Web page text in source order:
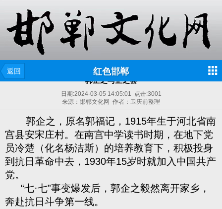
返回 红色邯郸
郭企之与企之县
日期:2024-03-05 14:05:01 点击:3001
来源：邯郸文化网 作者：卫庆前整理
郭企之，原名郭福记，1915年生于河北省南
宫县安宋庄村。在南宫中学读书时期，在地下党
员冷楚（化名杨洁斯）的培养教育下，积极投身
到抗日革命中去，1930年15岁时就加入中国共产
党。
“七·七”事变爆发后，郭企之毅然离开家乡，
奔赴抗日斗争第一线。